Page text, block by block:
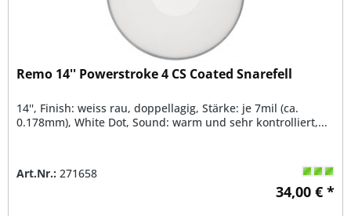
Remo 14'' Powerstroke 4 CS Coated Snarefell
14'', Finish: weiss rau, doppellagig, Stärke: je 7mil (ca.
0.178mm), White Dot, Sound: warm und sehr kontrolliert,...
Art.Nr.: 271658
34,00 € *